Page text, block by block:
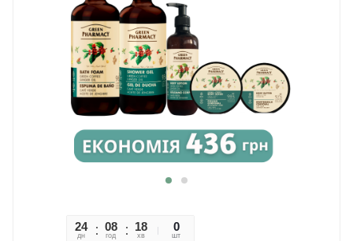
24
дн
08
год
18
хв
29
сек
0
шт